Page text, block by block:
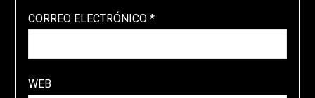
CORREO ELECTRÓNICO *
WEB